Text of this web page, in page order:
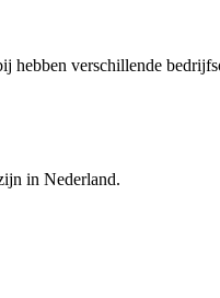
verschillende
in Nederland.